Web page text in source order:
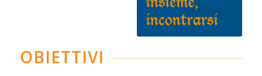
OBIETTIVI